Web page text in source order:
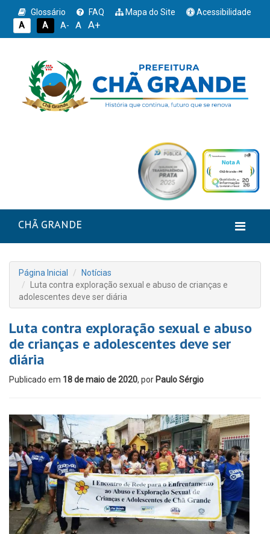
Glossário FAQ Mapa do Site
Acessibilidade
A
A A- A A+
CHÃ GRANDE
Página Inicial
Notícias
Luta contra exploração sexual e abuso de crianças e
adolescentes deve ser diária
Luta contra exploração sexual e abuso
de crianças e adolescentes deve ser
diária
Publicado em 18 de maio de 2020, por Paulo Sérgio